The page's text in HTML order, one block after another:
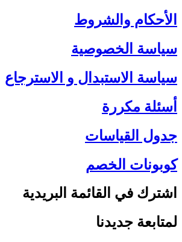
الأحكام والشروط
سياسة الخصوصية
سياسة الاستبدال و الاسترجاع
أسئلة مكررة
جدول القياسات
كوبونات الخصم
اشترك في القائمة البريدية
لمتابعة جديدنا